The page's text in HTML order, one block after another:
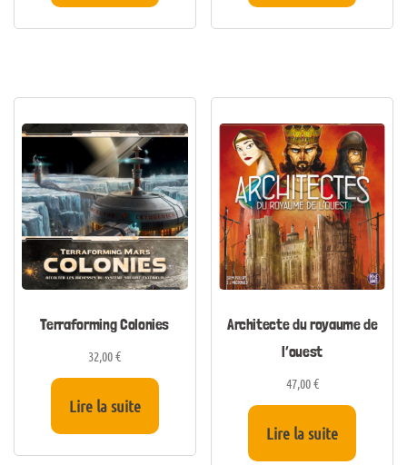
Terraforming Colonies
32,00€
Lire la suite
Architecte du royaume de
l’ouest
47,00€
Lire la suite